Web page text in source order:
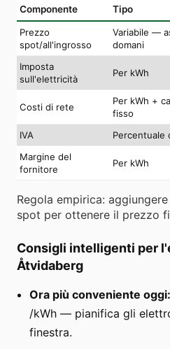
Componente Tipo
Prezzo
spot/all'ingrosso
Variabile —
domani
Imposta
sull'elettricità
Per kWh
Costi di rete
Per kWh +
fisso
IVA
Percentuale
Margine del
fornitore
Per kWh
Regola empirica:
spot per ottenere il prezzo
Consigli intelligenti per
Åtvidaberg
Ora più conveniente oggi:
/kWh — pianifica gli
finestra.